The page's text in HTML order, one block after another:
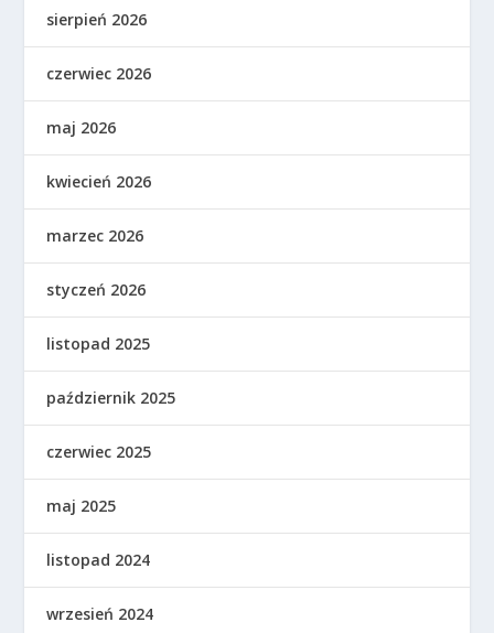
sierpień 2026
czerwiec 2026
maj 2026
kwiecień 2026
marzec 2026
styczeń 2026
listopad 2025
październik 2025
czerwiec 2025
maj 2025
listopad 2024
wrzesień 2024